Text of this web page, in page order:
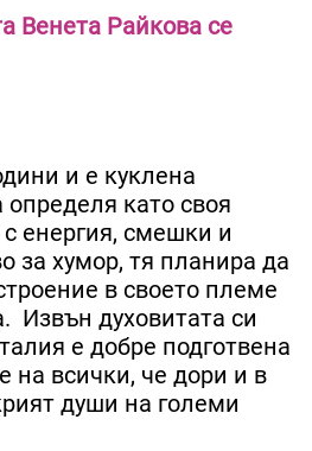
Венета Райкова се
и е куклена
определя като своя
енергия, смешки и
за хумор, тя планира да
в своето племе
Извън духовитата си
е добре подготвена
на всички, че дори и в
души на големи